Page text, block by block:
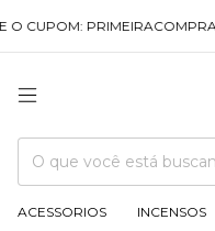
PRIMEIRACOMPRA
ACESSORIOS INCENSOS